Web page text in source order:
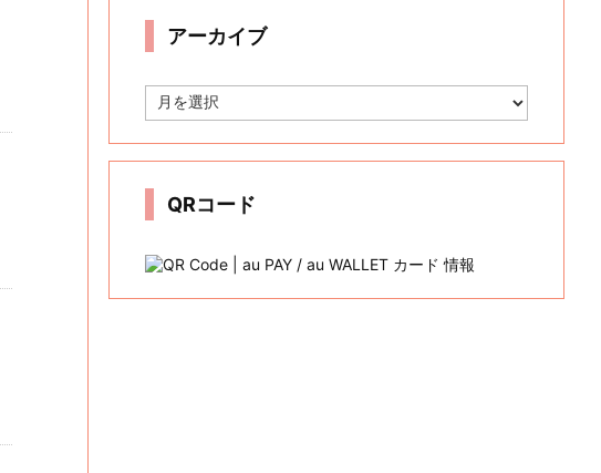
アーカイブ
ー
イ
QRコード